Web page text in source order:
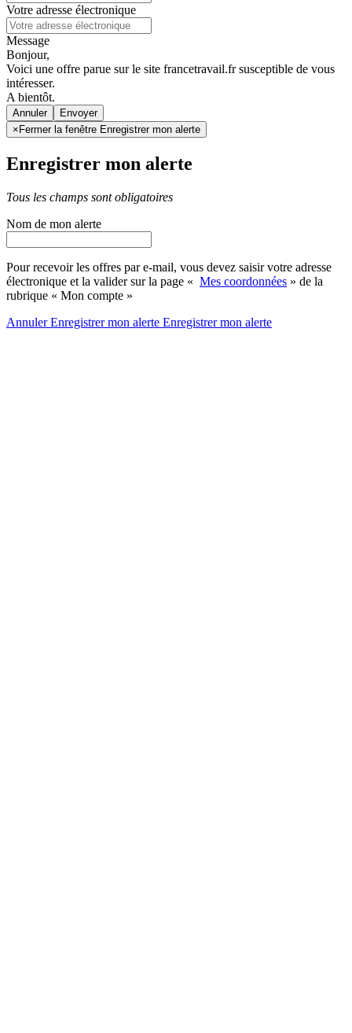
Votre adresse électronique
Message
Bonjour,
Voici une offre parue sur le site francetravail.fr susceptible de vous
intéresser.
A bientôt.
Annuler
× Fermer la fenêtre Enregistrer mon alerte
Enregistrer mon alerte
Tous les champs sont obligatoires
Nom de mon alerte
Pour recevoir les offres par e-mail, vous devez saisir votre adresse
électronique et la valider sur la page « Mes coordonnées » de la
rubrique « Mon compte »
AnnulerEnregistrer mon alerte Enregistrermon alerte